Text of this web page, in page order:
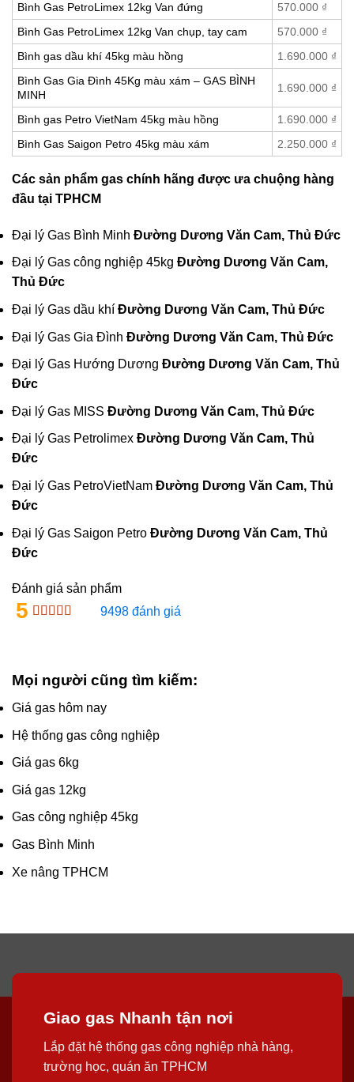
Bình Gas PetroLimex 12kg Van đứng
570.000 ₫
Bình Gas PetroLimex 12kg Van chụp, tay cam
570.000 ₫
Bình gas dầu khí 45kg màu hồng
1.690.000 ₫
Bình Gas Gia Đình 45Kg màu xám – GAS BÌNH
MINH
1.690.000 ₫
Bình gas Petro VietNam 45kg màu hồng 1.690.000 ₫
Bình Gas Saigon Petro 45kg màu xám
2.250.000 ₫
Các sản phẩm gas chính hãng được ưa chuộng hàng
đầu tại TPHCM
Đại lý Gas Bình Minh Đường Dương Văn Cam, Thủ Đức
Đại lý Gas công nghiệp 45kg Đường Dương Văn Cam,
Thủ Đức
Đại lý Gas dầu khí Đường Dương Văn Cam, Thủ Đức
Đại lý Gas Gia Đình Đường Dương Văn Cam, Thủ Đức
Đại lý Gas Hướng Dương Đường Dương Văn Cam, Thủ
Đức
Đại lý Gas MISS Đường Dương Văn Cam, Thủ Đức
Đại lý Gas Petrolimex Đường Dương Văn Cam, Thủ
Đức
Đại lý Gas PetroVietNam Đường Dương Văn Cam, Thủ
Đức
Đại lý Gas Saigon Petro Đường Dương Văn Cam, Thủ
Đức
Đánh giá sản phẩm
5 9498 đánh giá
Mọi người cũng tìm kiếm:
Giá gas hôm nay
Hệ thống gas công nghiệp
Giá gas 6kg
Giá gas 12kg
Gas công nghiệp 45kg
Gas Bình Minh
Xe nâng TPHCM
Giao gas Nhanh tận nơi
Lắp đặt hệ thống gas công nghiệp nhà hàng,
trường học, quán ăn TPHCM